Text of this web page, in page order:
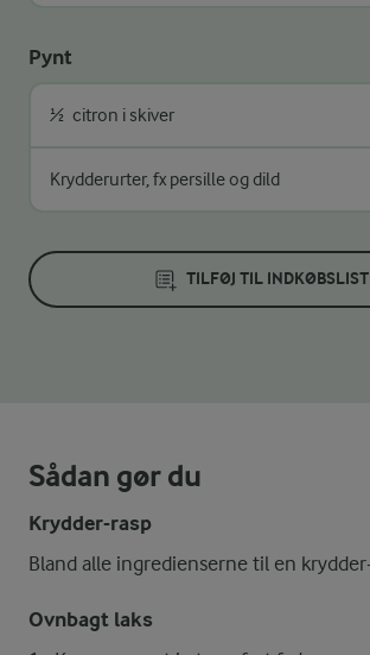
Pynt
½ citron i skiver
Krydderurter, fx persille og dild
TILFØJ TIL
Sådan gør du
Krydder-rasp
Bland alle ingredienserne til en
Ovnbagt laks